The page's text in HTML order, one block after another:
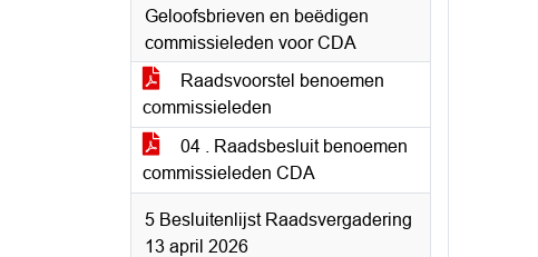
Geloofsbrieven en beëdigen
commissieleden voor CDA
Raadsvoorstel benoemen
commissieleden
04 . Raadsbesluit benoemen
commissieleden CDA
5 Besluitenlijst Raadsvergadering
13 april 2026